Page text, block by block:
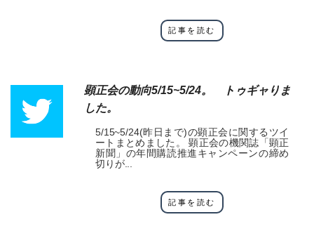
記事を読む
顕正会の動向5/15~5/24。 トゥギャりま
した。
5/15~5/24(昨日まで)の顕正会に関するツイ
ートまとめました。 顕正会の機関誌「顕正
新聞」の年間購読推進キャンペーンの締め
切りが...
記事を読む